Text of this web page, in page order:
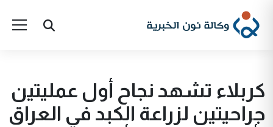
كربلاء تشهد نجاح أول عمليتين
جراحيتين لزراعة الكبد في العراق